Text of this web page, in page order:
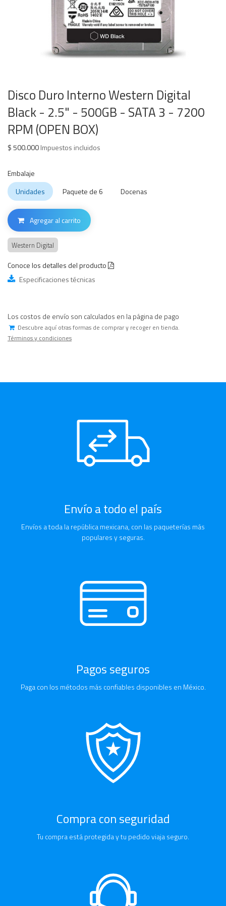
Disco Duro Interno Western Digital
Black - 2.5" - 500GB - SATA 3 - 7200
RPM (OPEN BOX)
$500.000Impuestos incluidos
Embalaje
Unidades
Paquete de 6 Docenas
Agregar al carrito
Western Digital
Conoce los detalles del producto
Especificaciones técnicas
Los costos de envío son calculados en la página de pago
Descubre aquí otras formas de comprar y recoger en tienda.
Términos y condiciones
Envío a todo el país
Envíos a toda la república mexicana, con las paqueterías más
populares y seguras.
Pagos seguros
Paga con los métodos más confiables disponibles en México.
Compra con seguridad
Tu compra está protegida y tu pedido viaja seguro.